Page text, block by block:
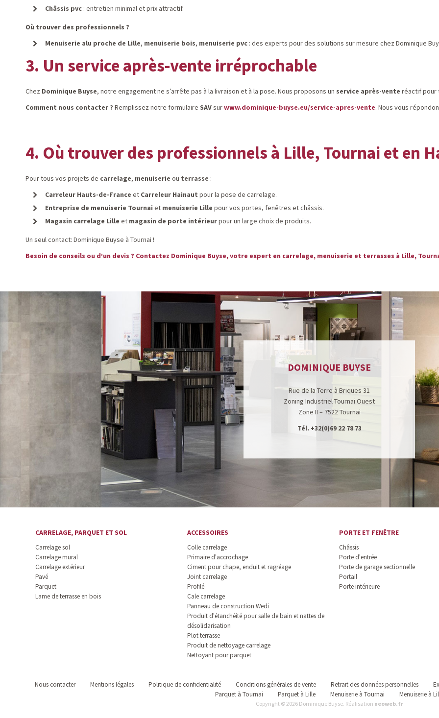
Châssis pvc : entretien minimal et prix attractif.
Où trouver des professionnels ?
Menuiserie alu proche de Lille, menuiserie bois, menuiserie pvc : des experts pour des solutions sur mesure chez Dominique
3. Un service après-vente irréprochable
Chez Dominique Buyse, notre engagement ne s’arrête pas à la livraison et à la pose. Nous proposons un service après-vente réactif pour
Comment nous contacter ? Remplissez notre formulaire SAVsurwww.dominique-buyse.eu/service-apres-vente. Nous vous
4. Où trouver des professionnels à Lille, Tournai et en
Pour tous vos projets de carrelage, menuiserie ou terrasse :
Carreleur Hauts-de-France et Carreleur Hainaut pour la pose de carrelage.
Entreprise de menuiserie Tournai et menuiserie Lille pour vos portes, fenêtres et châssis.
Magasin carrelage Lille et magasin de porte intérieurpour un large choix de produits.
Un seul contact: Dominique Buyse à Tournai !
Besoin de conseils ou d’un devis ? Contactez Dominique Buyse, votre expert en carrelage, menuiserie et terrasses à Lille,
DOMINIQUE BUYSE
Rue de la Terre à Briques 31
Zoning Industriel Tournai Ouest
Zone II – 7522 Tournai
Tél. +32(0)69 22 78 73
CARRELAGE, PARQUET ET SOL
Carrelage sol
Carrelage mural
Carrelage extérieur
Pavé
Parquet
Lame de terrasse en bois
ACCESSOIRES
Colle carrelage
Primaire d'accrochage
Ciment pour chape, enduit et ragréage
Joint carrelage
Profilé
Cale carrelage
Panneau de construction Wedi
Produit d'étanchéité pour salle de bain et nattes de
désolidarisation
Plot terrasse
Produit de nettoyage carrelage
Nettoyant pour parquet
PORTE ET FENÊTRE
Châssis
Porte d'entrée
Porte de garage sectionnelle
Portail
Porte intérieure
Nous contacter Mentions légales Politique de confidentialité Conditions générales de vente Retrait des données personnelles
Parquet à Tournai
Parquet à Lille Menuiserie à Tournai Menuiserie à
Copyright © 2026 Dominique Buyse. Réalisation neoweb.fr